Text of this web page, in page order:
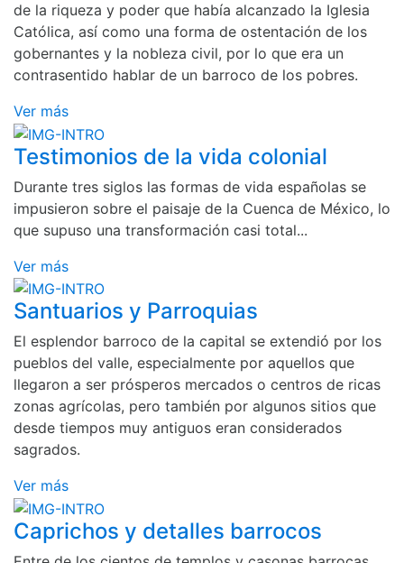
de la riqueza y poder que había alcanzado la Iglesia
Católica, así como una forma de ostentación de los
gobernantes y la nobleza civil, por lo que era un
contrasentido hablar de un barroco de los pobres.
Ver más
Testimonios de la vida colonial
Durante tres siglos las formas de vida españolas se
impusieron sobre el paisaje de la Cuenca de México, lo
que supuso una transformación casi total...
Ver más
Santuarios y Parroquias
El esplendor barroco de la capital se extendió por los
pueblos del valle, especialmente por aquellos que
llegaron a ser prósperos mercados o centros de ricas
zonas agrícolas, pero también por algunos sitios que
desde tiempos muy antiguos eran considerados
sagrados.
Ver más
Caprichos y detalles barrocos